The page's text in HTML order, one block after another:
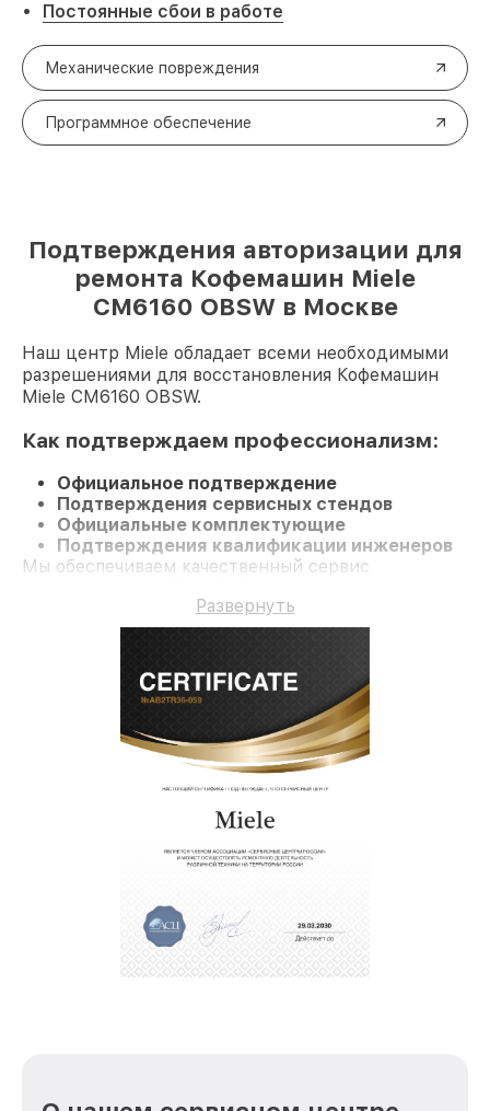
Постоянные сбои в работе
Механические повреждения
Программное обеспечение
Подтверждения авторизации для
ремонта Кофемашин Miele
CM6160 OBSW в Москве
Наш центр Miele обладает всеми необходимыми
разрешениями для восстановления Кофемашин
Miele CM6160 OBSW.
Как подтверждаем профессионализм:
Официальное подтверждение
Подтверждения сервисных стендов
Официальные комплектующие
Подтверждения квалификации инженеров
Мы обеспечиваем качественный сервис
Развернуть